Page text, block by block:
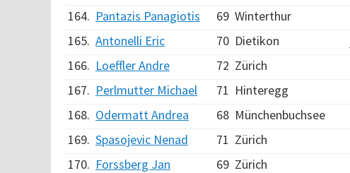
164. Pantazis Panagiotis 69 Winterthur
165. Antonelli Eric 70 Dietikon
166. Loeffler Andre 72 Zürich
167. Perlmutter Michael 71 Hinteregg
168. Odermatt Andrea 68 Münchenbuchsee
169. Spasojevic Nenad 71 Zürich
170. Forssberg Jan 69 Zürich